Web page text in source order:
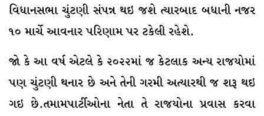
વિધાનસભા ચુંટણી સંપન્ન થઇ જશે ત્યારબાદ બધાની નજર
૧૦ માર્ચે આવનાર પરિણામ પર ટકેલી રહેશે.
જાે કે આ વર્ષ એટલે કે ૨૦૨૨માં જ કેટલાક અન્ય રાજયોમાં
પણ ચુંટણી થનાર છે અને તેની ગરમી અત્યારથી જ શરૂ થઇ
ગઇ છે.તમામપાર્ટીઓના નેતા તે રાજયોના પ્રવાસ કરવા